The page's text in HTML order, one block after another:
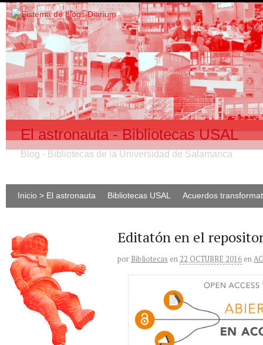
El astronauta - Bibliotecas USAL
Blog - Bibliotecas de la Universidad de Salamanca
Inicio > El astronauta Bibliotecas USAL Acuerdos
Editatón en el
por Bibliotecas en 22 OCTUBRE 2016 en